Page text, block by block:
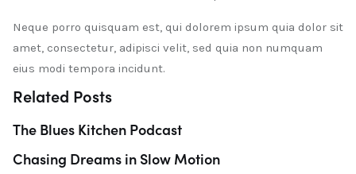
Neque porro quisquam est, qui dolorem ipsum quia dolor sit
amet, consectetur, adipisci velit, sed quia non numquam
eius modi tempora incidunt.
Related Posts
The Blues Kitchen Podcast
Chasing Dreams in Slow Motion